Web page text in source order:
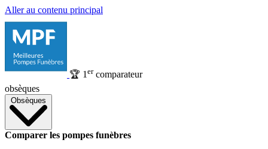
Aller au contenu principal
🏆 1 ercomparateur
obsèques
Obsèques
Comparer les pompes funèbres